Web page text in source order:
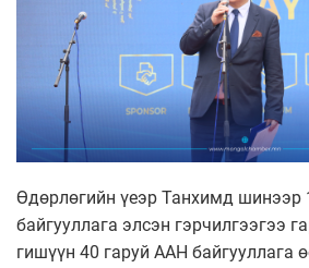
Өдөрлөгийн үеэр Танхимд шинээр
байгууллага элсэн гэрчилгээгээ
гишүүн 40 гаруй ААН байгууллага